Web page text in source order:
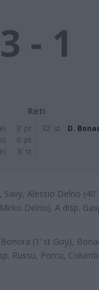
3 - 1
Reti
3' pt
6' pt
8' st
32' st D.
Savy, Alessio Delrio
Delrio). A disp.
(1’ st Goy),
Russu, Porcu,